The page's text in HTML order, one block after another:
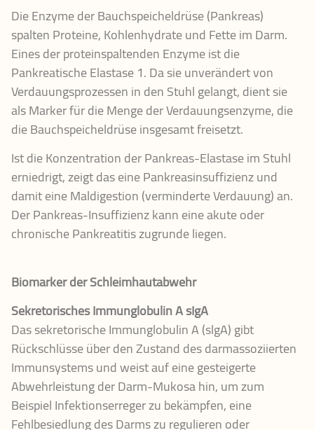
Die Enzyme der Bauchspeicheldrüse (Pankreas)
spalten Proteine, Kohlenhydrate und Fette im Darm.
Eines der proteinspaltenden Enzyme ist die
Pankreatische Elastase 1. Da sie unverändert von
Verdauungsprozessen in den Stuhl gelangt, dient sie
als Marker für die Menge der Verdauungsenzyme, die
die Bauchspeicheldrüse insgesamt freisetzt.
Ist die Konzentration der Pankreas-Elastase im Stuhl
erniedrigt, zeigt das eine Pankreasinsuffizienz und
damit eine Maldigestion (verminderte Verdauung) an.
Der Pankreas-Insuffizienz kann eine akute oder
chronische Pankreatitis zugrunde liegen.
Biomarker der Schleimhautabwehr
Sekretorisches Immunglobulin AsIgA
Das sekretorische Immunglobulin A (slgA) gibt
Rückschlüsse über den Zustand des darmassoziierten
Immunsystems und weist auf eine gesteigerte
Abwehrleistung der Darm-Mukosa hin, um zum
Beispiel Infektionserreger zu bekämpfen, eine
Fehlbesiedlung des Darms zu regulieren oder